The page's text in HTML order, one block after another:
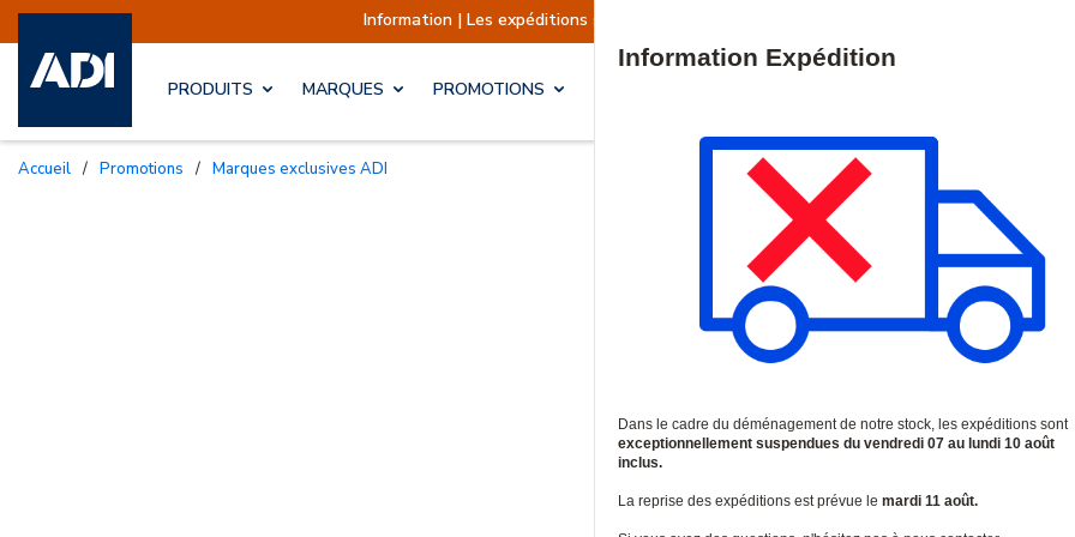
Information | Les expéditions sont actuellement suspendues Reprise prévue le
PRODUITS MARQUES PROMOTIONS
Accueil / Promotions / Marques exclusives ADI